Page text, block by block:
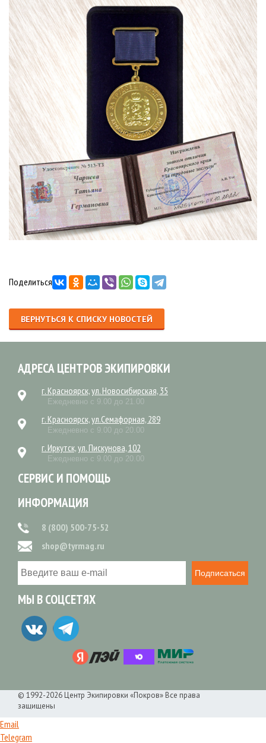
Поделиться
ВЕРНУТЬСЯ К СПИСКУ НОВОСТЕЙ
АДРЕСА ЦЕНТРОВ ЭКИПИРОВКИ
г. Красноярск, ул. Новосибирская, 35
Ежедневно с 9.00 до 21.00
г. Красноярск, ул.Семафорная, 289
Ежедневно с 9.00 до 20.00
г. Иркутск, ул. Пискунова, 102
Ежедневно с 9.00 до 20.00
СЕРВИС И ПОМОЩЬ
ИНФОРМАЦИЯ
8 (800) 500-75-52
shop@tyrmag.ru
Подписаться
МЫ В СОЦСЕТЯХ
© 1992-2026 Центр Экипировки «Покров» Все права
защищены
Email
Telegram